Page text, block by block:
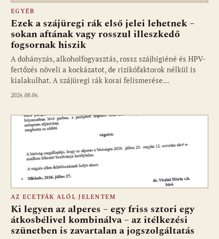
EGYÉB
Ezek a szájüregi rák első jelei lehetnek –
sokan aftának vagy rosszul illeszkedő
fogsornak hiszik
A dohányzás, alkoholfogyasztás, rossz szájhigiéné és HPV-
fertőzés növeli a kockázatot, de rizikófaktorok nélkül is
kialakulhat. A szájüregi rák korai felismerése…
2026.08.06.
AZ ECETFÁK ALÓL JELENTEM
Ki legyen az alperes – egy friss sztori egy
átkosbélivel kombinálva – az itélkezési
szünetben is zavartalan a jogszolgáltatás